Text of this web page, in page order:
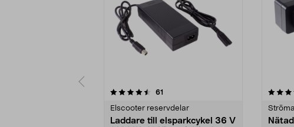
61
Elscooter reservdelar
Laddare till elsparkcykel 36 V
4.5 av 5 stjärnor